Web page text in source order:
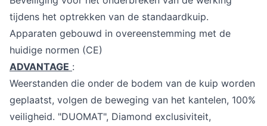
tijdens het optrekken van de standaardkuip.
Apparaten gebouwd in overeenstemming met de
huidige normen (CE)
ADVANTAGE :
Weerstanden die onder de bodem van de kuip worden
geplaatst, volgen de beweging van het kantelen, 100%
veiligheid. "DUOMAT", Diamond exclusiviteit,